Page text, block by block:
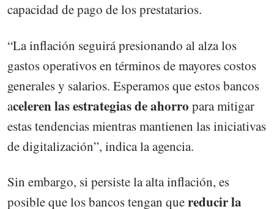
capacidad de pago de los prestatarios.
“La inflación seguirá presionando al alza los
gastos operativos en términos de mayores costos
generales y salarios. Esperamos que estos bancos
aceleren las estrategias de ahorro para mitigar
estas tendencias mientras mantienen las iniciativas
de digitalización”, indica la agencia.
Sin embargo, si persiste la alta inflación, es
posible que los bancos tengan quereducir la